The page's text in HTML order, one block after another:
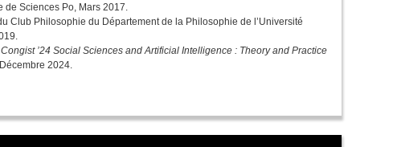
de Sciences Po, Mars 2017.
Club Philosophie du Département de la Philosophie de l’Université
Congist ’24 Social Sciences and Artificial Intelligence : Theory and Practice
2024.